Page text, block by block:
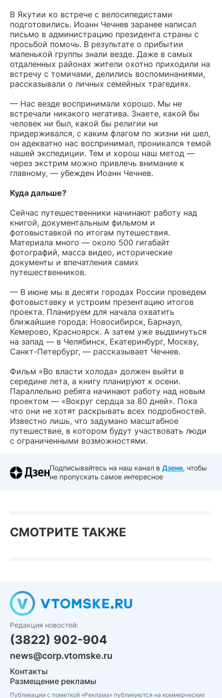
В Якутии ко встрече с велосипедистами
подготовились. Иоанн Чечнев заранее написал
письмо в администрацию президента страны с
просьбой помочь. В результате о прибытии
маленькой группы знали везде. Даже в самых
отдаленных районах жители охотно приходили на
встречу с томичами, делились воспоминаниями,
рассказывали о личных семейных трагедиях.
— Нас везде воспринимали хорошо. Мы не
встречали никакого негатива. Знаете, какой бы
человек ни был, какой бы религии ни
придерживался, с каким флагом по жизни ни шел,
он адекватно нас воспринимал, проникался темой
нашей экспедиции. Тем и хорош наш метод —
через экстрим можно привлечь внимание к
главному, — убежден Иоанн Чечнев.
Куда дальше?
Сейчас путешественники начинают работу над
книгой, документальным фильмом и
фотовыставкой по итогам путешествия.
Материала много — около 500 гигабайт
фотографий, масса видео, исторические
документы и впечатления самих
путешественников.
— В июне мы в десяти городах России проведем
фотовыставку и устроим презентацию итогов
проекта. Планируем для начала охватить
ближайшие города: Новосибирск, Барнаул,
Кемерово, Красноярск. А затем уже выдвинуться
на запад — в Челябинск, Екатеринбург, Москву,
Санкт-Петербург, — рассказывает Чечнев.
Фильм «Во власти холода» должен выйти в
середине лета, а книгу планируют к осени.
Параллельно ребята начинают работу над новым
проектом — «Вокруг сердца за 80 дней». Пока
что они не хотят раскрывать всех подробностей.
Известно лишь, что задумано масштабное
путешествие, в котором будут участвовать люди
с ограниченными возможностями.
Подписывайтесь на наш канал в Дзене, чтобы
не пропускать самое интересное
СМОТРИТЕ ТАКЖЕ
Редакция новостей:
(3822) 902-904
news@corp.vtomske.ru
Контакты
Размещение рекламы
Публикации с пометкой «Реклама» публикуются на коммерческих